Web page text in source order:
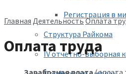
Регистрация в
Структура Райкома
IV отчетно-выборная
Главная ДеятельностьОплата
Оплата труда
Заработная плата(оплата